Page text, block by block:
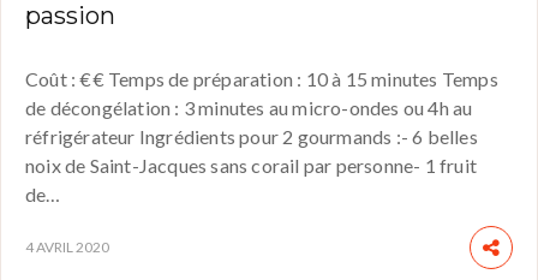
passion
Coût : €€ Temps de préparation : 10 à 15 minutes Temps
de décongélation : 3 minutes au micro-ondes ou 4h au
réfrigérateur Ingrédients pour 2 gourmands :- 6 belles
noix de Saint-Jacques sans corail par personne- 1 fruit
de…
4 AVRIL 2020